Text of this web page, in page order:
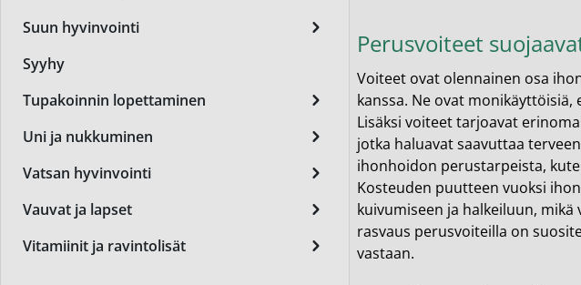
Suun hyvinvointi
Syyhy
Tupakoinnin lopettaminen
Uni ja nukkuminen
Vatsan hyvinvointi
Vauvat ja lapset
Vitamiinit ja ravintolisät
Perusvoiteet
Päivävoiteet
Seerumit
Silmänympärysvoiteet
Syylät ja känsät
Vartalonhoito
Värikosmetiikka
Perusvoiteet
Voiteet ovat olennainen osa
kanssa. Ne ovat
Lisäksi voiteet tarjoavat
jotka haluavat saavuttaa
ihonhoidon perustarpeista,
Kosteuden puutteen vuoksi
kuivumiseen ja halkeiluun,
rasvaus perusvoiteilla on
vastaan.